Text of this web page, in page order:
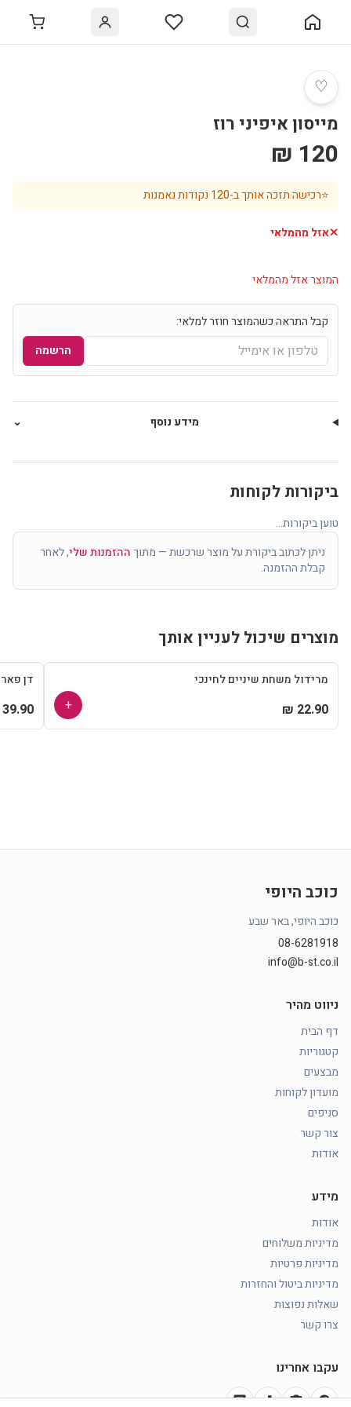
♡
מייסון איפיני רוז
120 ₪
⭐רכישה תזכה אותך ב-120 נקודות נאמנות
✕אזל מהמלאי
המוצר אזל מהמלאי
קבל התראה כשהמוצר חוזר למלאי:
הרשמה
מידע נוסף ⌄
ביקורות לקוחות
טוען ביקורות...
ניתן לכתוב ביקורת על מוצר שרכשת — מתוךההזמנות שלי, לאחר
קבלת ההזמנה.
מוצרים שיכול לעניין אותך
מרידול משחת שיניים לחינכי
22.90 ₪
+
דן
39.90 ₪
כוכב היופי
כוכב היופי, באר שבע
08-6281918
info@b-st.co.il
ניווט מהיר
דף הבית
קטגוריות
מבצעים
מועדון לקוחות
סניפים
צור קשר
אודות
מידע
אודות
מדיניות משלוחים
מדיניות פרטיות
מדיניות ביטול והחזרות
שאלות נפוצות
צרו קשר
עקבו אחרינו
facebook
photo_camera
music_note
chat